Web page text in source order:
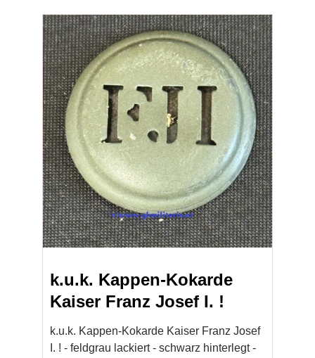
k.u.k. Kappen-Kokarde
Kaiser Franz Josef I. !
k.u.k. Kappen-Kokarde Kaiser Franz Josef
I. ! - feldgrau lackiert - schwarz hinterlegt -